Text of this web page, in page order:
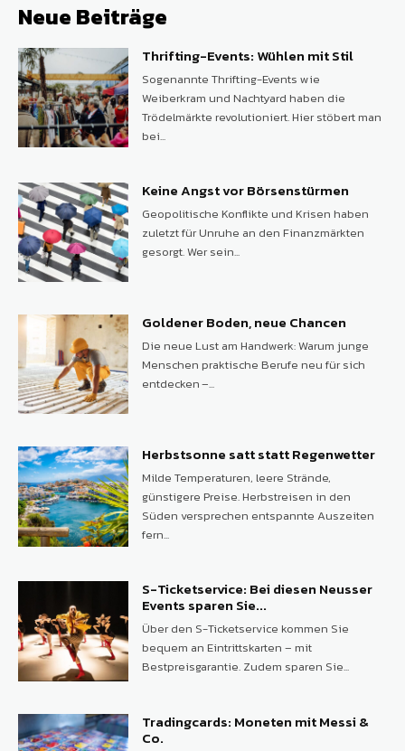
Neue Beiträge
Thrifting-Events: Wühlen mit Stil
Sogenannte Thrifting-Events wie
Weiberkram und Nachtyard haben die
Trödelmärkte revolutioniert. Hier stöbert man
bei...
Keine Angst vor Börsenstürmen
Geopolitische Konflikte und Krisen haben
zuletzt für Unruhe an den Finanzmärkten
gesorgt. Wer sein...
Goldener Boden, neue Chancen
Die neue Lust am Handwerk: Warum junge
Menschen praktische Berufe neu für sich
entdecken –...
Herbstsonne satt statt Regenwetter
Milde Temperaturen, leere Strände,
günstigere Preise. Herbstreisen in den
Süden versprechen entspannte Auszeiten
fern...
S-Ticketservice: Bei diesen Neusser
Events sparen Sie...
Über den S-Ticketservice kommen Sie
bequem an Eintrittskarten – mit
Bestpreisgarantie. Zudem sparen Sie...
Tradingcards: Moneten mit Messi &
Co.